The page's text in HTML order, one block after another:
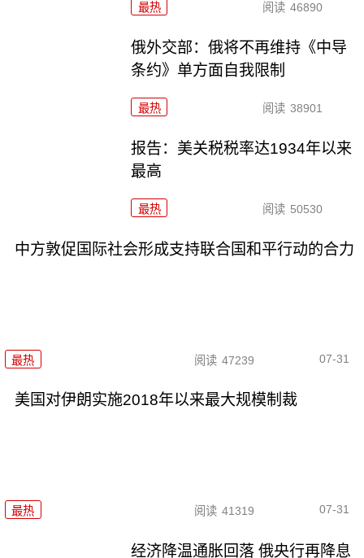
最热 阅读 46890
俄外交部：俄将不再维持《中导
条约》单方面自我限制
最热 阅读 38901
报告：美关税税率达1934年以来
最高
最热 阅读 50530
中方敦促国际社会形成支持联合国和平行动的合力
最热 阅读 47239 07-31
美国对伊朗实施2018年以来最大规模制裁
最热 阅读 41319 07-31
经济降温通胀回落 俄央行再降息